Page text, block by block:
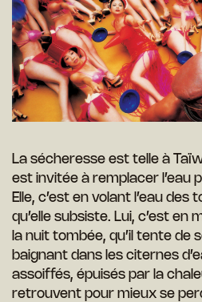
La sécheresse est telle à
est invitée à remplacer l’eau
Elle, c’est en volant l’eau des
qu’elle subsiste. Lui, c’est en
la nuit tombée, qu’il tente de
baignant dans les citernes
assoiffés, épuisés par la
retrouvent pour mieux se